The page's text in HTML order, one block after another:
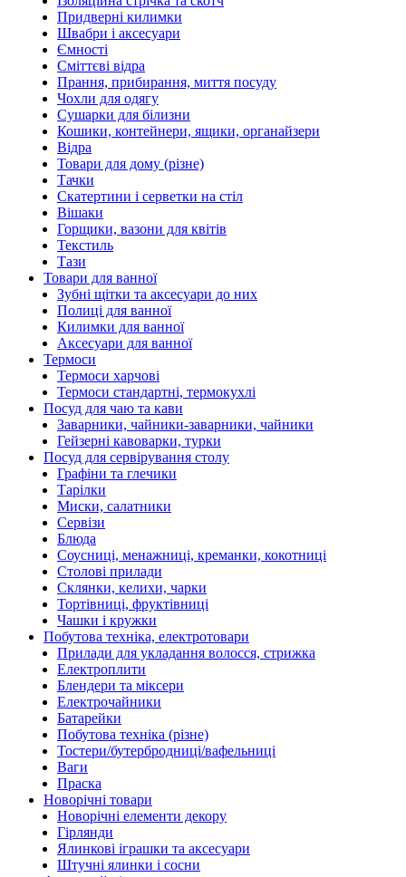
Придверні килимки
Швабри і аксесуари
Ємності
Сміттєві відра
Прання, прибирання, миття посуду
Чохли для одягу
Сушарки для білизни
Кошики, контейнери, ящики, органайзери
Відра
Товари для дому (різне)
Тачки
Скатертини і серветки на стіл
Вішаки
Горщики, вазони для квітів
Текстиль
Тази
Товари для ванної
Зубні щітки та аксесуари до них
Полиці для ванної
Килимки для ванної
Аксесуари для ванної
Термоси
Термоси харчові
Термоси стандартні, термокухлі
Посуд для чаю та кави
Заварники, чайники-заварники, чайники
Гейзерні кавоварки, турки
Посуд для сервірування столу
Графіни та глечики
Тарілки
Миски, салатники
Сервізи
Блюда
Соусниці, менажниці, креманки, кокотниці
Столові прилади
Склянки, келихи, чарки
Тортівниці, фруктівниці
Чашки і кружки
Побутова техніка, електротовари
Прилади для укладання волосся, стрижка
Електроплити
Блендери та міксери
Електрочайники
Батарейки
Побутова техніка (різне)
Тостери/бутербродниці/вафельниці
Ваги
Праска
Новорічні товари
Новорічні елементи декору
Гірлянди
Ялинкові іграшки та аксесуари
Штучні ялинки і сосни